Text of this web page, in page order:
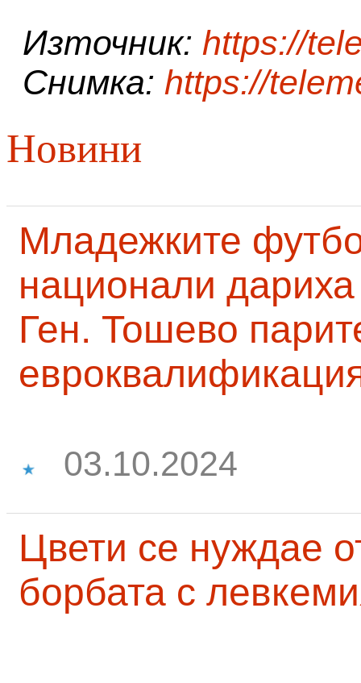
Източник: https://
Снимка: https://
Новини
Младежките
национали
Ген. Тошево
03.10.2024
Цвети се нуждае
борбата с